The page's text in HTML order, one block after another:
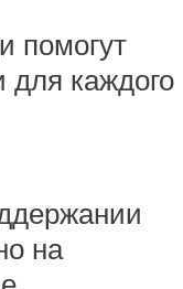
помогут
для каждого
на